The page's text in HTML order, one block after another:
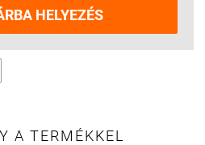
HELYEZÉS
A TERMÉKKEL